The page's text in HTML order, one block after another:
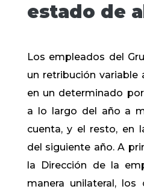
estado de
Los empleados del
un retribución variable
en un determinado
a lo largo del año a
cuenta, y el resto, en
del siguiente año. A
la Dirección de la
manera unilateral, los